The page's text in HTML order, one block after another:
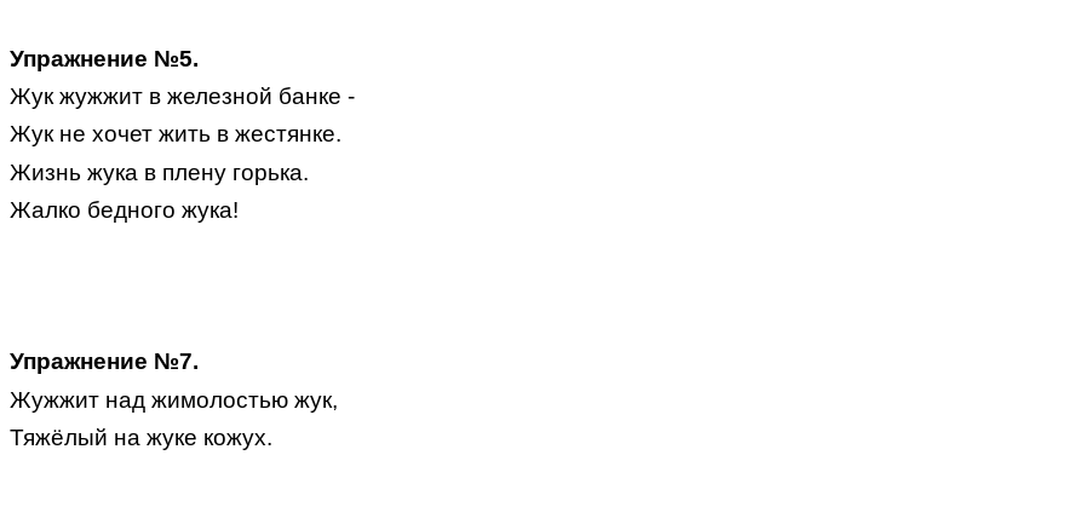
Упражнение №5.
Жук жужжит в железной банке -
Жук не хочет жить в жестянке.
Жизнь жука в плену горька.
Жалко бедного жука!
Упражнение №7.
Жужжит над жимолостью жук,
Тяжёлый на жуке кожух.